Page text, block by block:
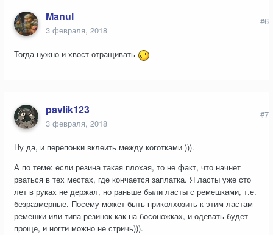
Manul
3 февраля, 2018
#6
Тогда нужно и хвост отращивать
pavlik123
3 февраля, 2018
#7
Ну да, и перепонки вклеить между коготками ))).
А по теме: если резина такая плохая, то не факт, что начнет
рваться в тех местах, где кончается заплатка. Я ласты уже сто
лет в руках не держал, но раньше были ласты с ремешками, т.е.
безразмерные. Посему может быть приколхозить к этим ластам
ремешки или типа резинок как на босоножках, и одевать будет
проще, и ногти можно не стричь))).